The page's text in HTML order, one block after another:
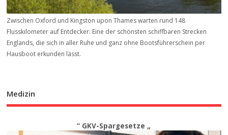
Zwischen Oxford und Kingston upon Thames warten rund 148
Flusskilometer auf Entdecker: Eine der schönsten schiffbaren Strecken
Englands, die sich in aller Ruhe und ganz ohne Bootsführerschein per
Hausboot erkunden lässt.
Medizin
“ GKV-Spargesetze „